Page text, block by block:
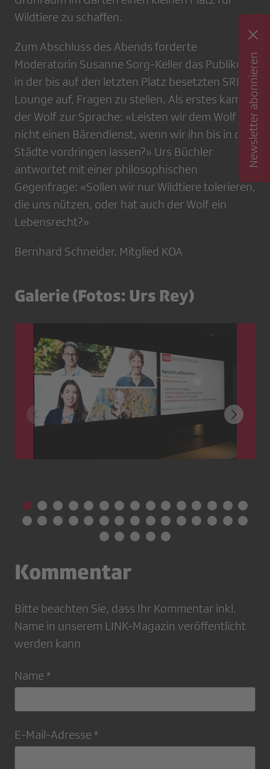
Wildtiere zu schaffen.
Zum Abschluss des Abends forderte
Moderatorin Susanne Sorg-Keller das Publikum
in der bis auf den letzten Platz besetzten SRF-
Lounge auf, Fragen zu stellen. Als erstes kam
der Wolf zur Sprache: «Leisten wir dem Wolf
nicht einen Bärendienst, wenn wir ihn bis in die
Städte vordringen lassen?» Urs Büchler
antwortet mit einer philosophischen
Gegenfrage: «Sollen wir nur Wildtiere tolerieren,
die uns nützen, oder hat auch der Wolf ein
Lebensrecht?»
Bernhard Schneider, Mitglied KOA
Galerie (Fotos: Urs Rey)
Kommentar
Bitte beachten Sie, dass Ihr Kommentar inkl.
Name in unserem LINK-Magazin veröffentlicht
werden kann
Name *
E-Mail-Adresse *
Newsletter abonnieren